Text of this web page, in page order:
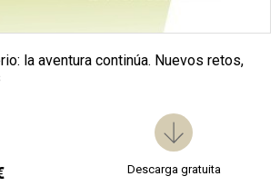
la aventura continúa. Nuevos retos,
Descarga gratuita